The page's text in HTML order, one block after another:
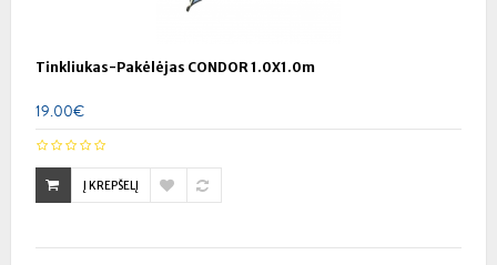
Tinkliukas-Pakėlėjas CONDOR 1.0X1.0m
19.00€
Į KREPŠELĮ